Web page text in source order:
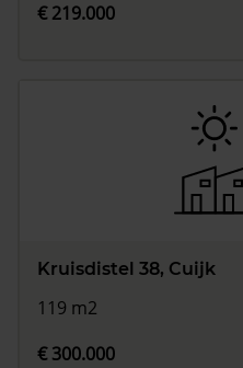
€ 219.000
Kruisdistel 38, Cuijk
119 m2
€ 300.000